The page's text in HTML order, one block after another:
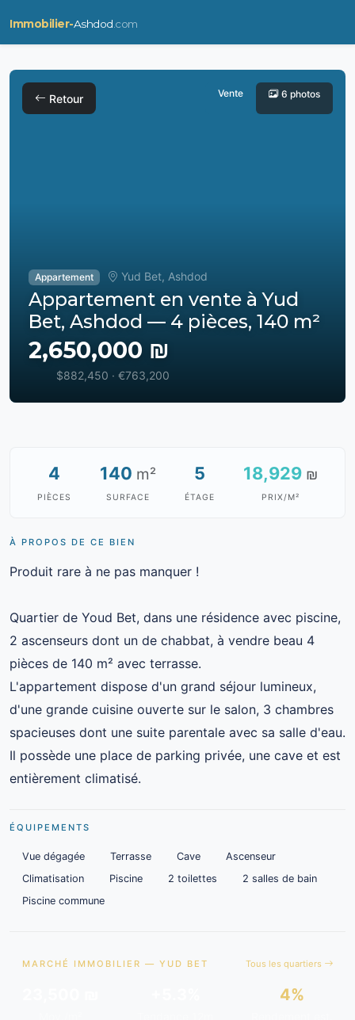
Immobilier-Ashdod .com
Retour Vente 6 photos
Appartement Yud Bet, Ashdod
Appartement en vente à Yud
Bet, Ashdod — 4 pièces, 140 m²
2,650,000 ₪
$882,450 · €763,200
4
PIÈCES
140 m²
SURFACE
5
ÉTAGE
18,929 ₪
PRIX/M²
À PROPOS DE CE BIEN
Produit rare à ne pas manquer !
Quartier de Youd Bet, dans une résidence avec piscine,
2 ascenseurs dont un de chabbat, à vendre beau 4
pièces de 140 m² avec terrasse.
L'appartement dispose d'un grand séjour lumineux,
d'une grande cuisine ouverte sur le salon, 3 chambres
spacieuses dont une suite parentale avec sa salle d'eau.
Il possède une place de parking privée, une cave et est
entièrement climatisé.
ÉQUIPEMENTS
Vue dégagée Terrasse Cave
Ascenseur
Climatisation
Piscine 2 toilettes
2 salles de bain
Piscine commune
MARCHÉ IMMOBILIER — YUD BET Tous les quartiers
4%